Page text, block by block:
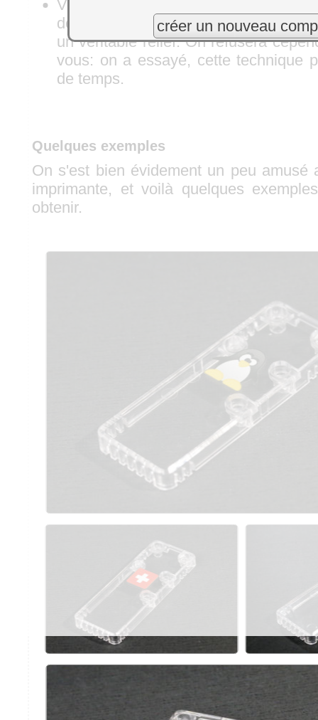
créer un nouveau
Vous savez peut-être que ce
de superposer les couches
un véritable relief. On refusera
vous: on a essayé, cette technique
de temps.
Quelques exemples
On s'est bien évidement un peu amusé
imprimante, et voilà quelques
obtenir.